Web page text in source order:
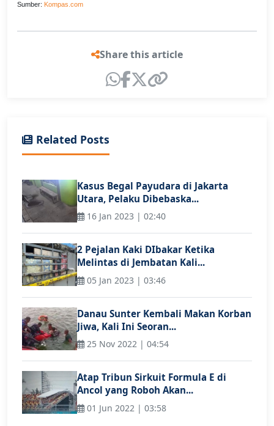
Sumber: Kompas.com
Share this article
Related Posts
Kasus Begal Payudara di Jakarta
Utara, Pelaku Dibebaska...
16 Jan 2023 | 02:40
2 Pejalan Kaki DIbakar Ketika
Melintas di Jembatan Kali...
05 Jan 2023 | 03:46
Danau Sunter Kembali Makan Korban
Jiwa, Kali Ini Seoran...
25 Nov 2022 | 04:54
Atap Tribun Sirkuit Formula E di
Ancol yang Roboh Akan...
01 Jun 2022 | 03:58